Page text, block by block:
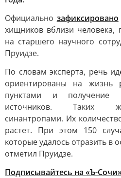
Официально зафиксировано
хищников вблизи человека,
на старшего научного
Пруидзе.
По словам эксперта, речь
ориентированы на жизнь
пунктами и получение
источников. Таких
синантропами. Их
растет. При этом 150
которые удалось отразить в
отметил Пруидзе.
Подписывайтесь на «Ъ-Сочи